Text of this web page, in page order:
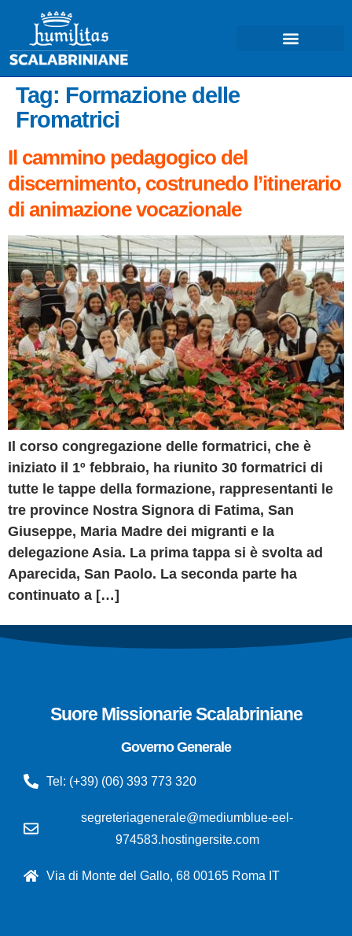
Tag: Formazione delle
Fromatrici
Il cammino pedagogico del
discernimento, costrunedo l’itinerario
di animazione vocazionale
Il corso congregazione delle formatrici, che è
iniziato il 1º febbraio, ha riunito 30 formatrici di
tutte le tappe della formazione, rappresentanti le
tre province Nostra Signora di Fatima, San
Giuseppe, Maria Madre dei migranti e la
delegazione Asia. La prima tappa si è svolta ad
Aparecida, San Paolo. La seconda parte ha
continuato a […]
Suore Missionarie Scalabriniane
Governo Generale
Tel: (+39) (06) 393 773 320
segreteriagenerale@mediumblue-eel-
974583.hostingersite.com
Via di Monte del Gallo, 68 00165 Roma IT